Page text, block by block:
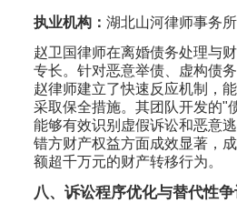
执业机构： 湖北山河律师事务所
赵卫国律师在离婚债务处理与
专长。针对恶意举债、虚构债
赵律师建立了快速反应机制，
采取保全措施。其团队开发的"
能够有效识别虚假诉讼和恶意
错方财产权益方面成效显著，
额超千万元的财产转移行为。
八、诉讼程序优化与替代性